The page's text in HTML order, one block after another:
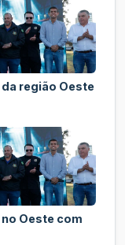
região Oeste
Oeste com